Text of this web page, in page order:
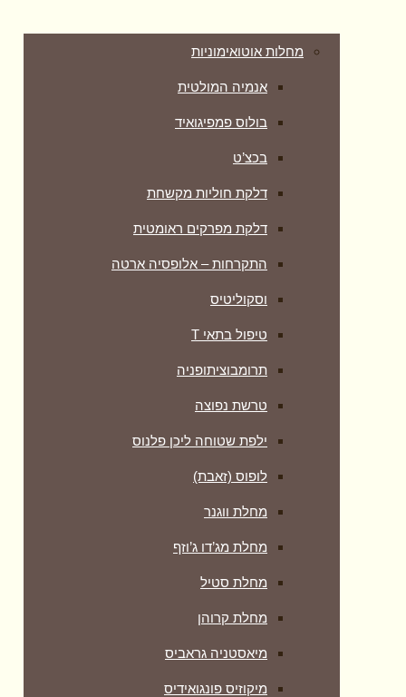
מחלות אוטואימוניות
אנמיה המולטית
בולוס פמפיגואיד
בכצ’ט
דלקת חוליות מקשחת
דלקת מפרקים ראומטית
התקרחות – אלופסיה ארטה
וסקוליטיס
טיפול בתאי T
תרומבוציתופניה
טרשת נפוצה
ילפת שטוחה ליכן פלנוס
לופוס (זאבת)
מחלת ווגנר
מחלת מג’דו ג’וזף
מחלת סטיל
מחלת קרוהן
מיאסטניה גראביס
מיקוזיס פונגואידיס